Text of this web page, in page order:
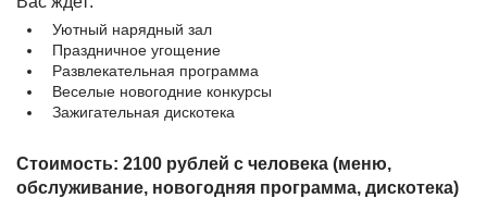
Уютный нарядный зал
Праздничное угощение
Развлекательная программа
Веселые новогодние конкурсы
Зажигательная дискотека
Стоимость: 2100 рублей с человека (меню,
обслуживание, новогодняя программа, дискотека)